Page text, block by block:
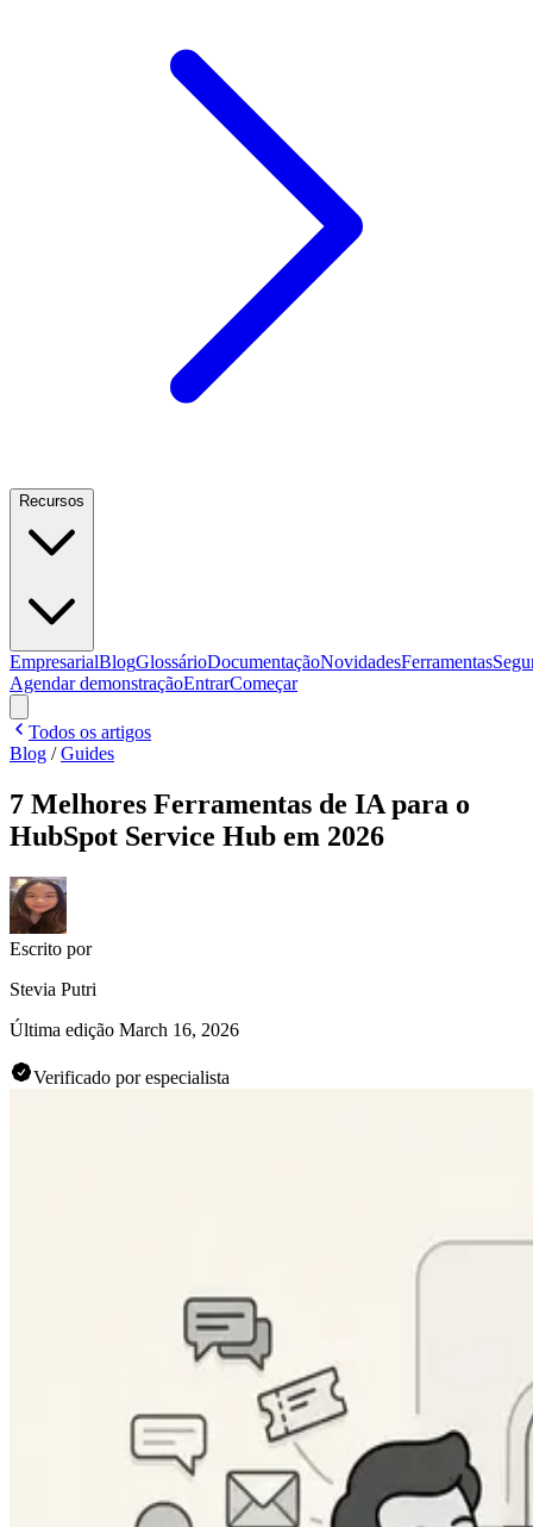
Recursos
EmpresarialBlogGlossárioDocumentaçãoNovidadesFerramentas
Agendar demonstraçãoEntrarComeçar
Todos os artigos
Blog /Guides
7 Melhores Ferramentas de IA para o
HubSpot Service Hub em 2026
Escrito por
Stevia Putri
Última edição March 16, 2026
Verificado por especialista